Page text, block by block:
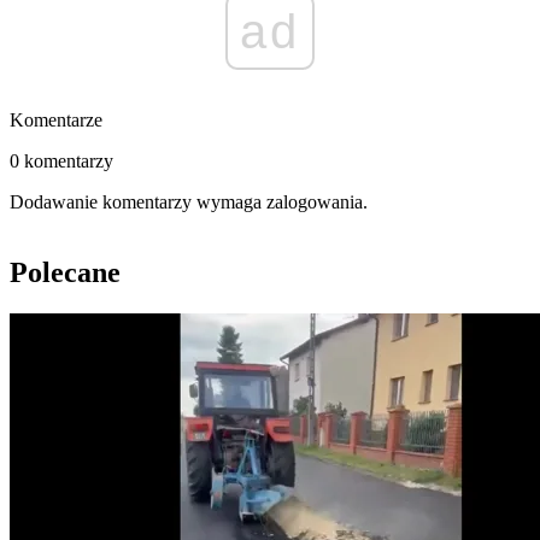
ad
Komentarze
0 komentarzy
Dodawanie komentarzy wymaga zalogowania.
Polecane